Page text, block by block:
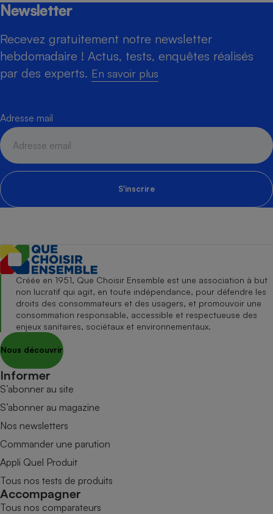
Newsletter
Recevez gratuitement notre newsletter
hebdomadaire ! Actus, tests, enquêtes réalisés
par des experts. En savoir plus
Adresse mail
S'inscrire
Créée en 1951, Que Choisir Ensemble est une association à but
non lucratif qui agit, en toute indépendance, pour défendre les
droits des consommateurs et des usagers, et promouvoir une
consommation responsable, accessible et respectueuse des
enjeux sanitaires, sociétaux et environnementaux.
Nous découvrir
Informer
S’abonner au site
S’abonner au magazine
Nos newsletters
Commander une parution
Appli Quel Produit
Tous nos tests de produits
Accompagner
Tous nos comparateurs